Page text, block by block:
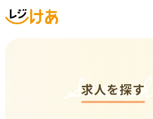
求人を探す
Search